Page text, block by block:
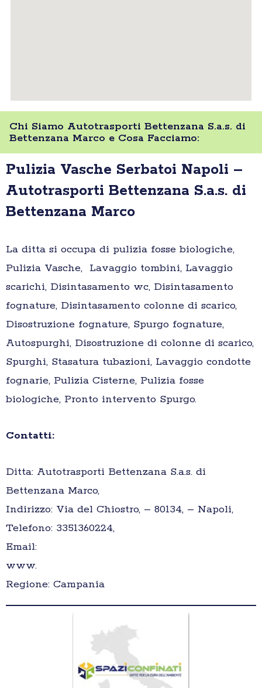
Chi Siamo Autotrasporti Bettenzana S.a.s. di
Bettenzana Marco e Cosa Facciamo:
Pulizia Vasche Serbatoi Napoli –
Autotrasporti Bettenzana S.a.s. di
Bettenzana Marco
La ditta si occupa di pulizia fosse biologiche,
Pulizia Vasche, Lavaggio tombini, Lavaggio
scarichi, Disintasamento wc, Disintasamento
fognature, Disintasamento colonne di scarico,
Disostruzione fognature, Spurgo fognature,
Autospurghi, Disostruzione di colonne di scarico,
Spurghi, Stasatura tubazioni, Lavaggio condotte
fognarie, Pulizia Cisterne, Pulizia fosse
biologiche, Pronto intervento Spurgo.
Contatti:
Ditta: Autotrasporti Bettenzana S.a.s. di
Bettenzana Marco,
Indirizzo: Via del Chiostro, – 80134, – Napoli,
Telefono: 3351360224,
Email:
www.
Regione: Campania